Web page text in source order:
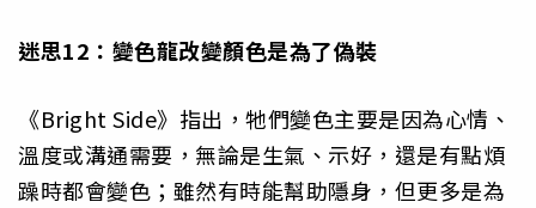
迷思12：變色龍改變顏色是為了偽裝
《Bright Side》指出，牠們變色主要是因為心情、
溫度或溝通需要，無論是生氣、示好，還是有點煩
躁時都會變色；雖然有時能幫助隱身，但更多是為